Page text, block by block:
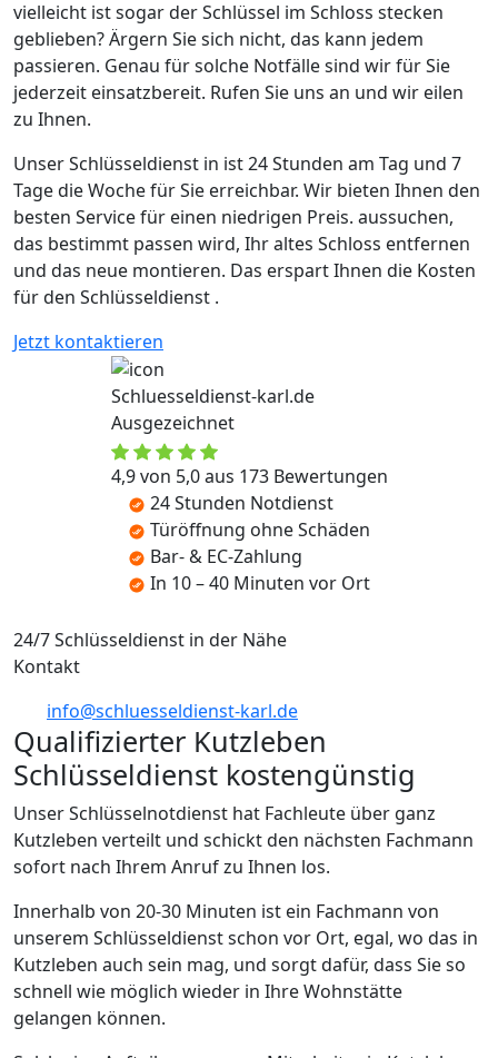
vielleicht ist sogar der Schlüssel im Schloss stecken
geblieben? Ärgern Sie sich nicht, das kann jedem
passieren. Genau für solche Notfälle sind wir für Sie
jederzeit einsatzbereit. Rufen Sie uns an und wir eilen
zu Ihnen.
Unser Schlüsseldienst in ist 24 Stunden am Tag und 7
Tage die Woche für Sie erreichbar. Wir bieten Ihnen den
besten Service für einen niedrigen Preis. aussuchen,
das bestimmt passen wird, Ihr altes Schloss entfernen
und das neue montieren. Das erspart Ihnen die Kosten
für den Schlüsseldienst .
Jetzt kontaktieren
Schluesseldienst-karl.de
Ausgezeichnet
4,9 von 5,0 aus 173 Bewertungen
24 Stunden Notdienst
Türöffnung ohne Schäden
Bar- & EC-Zahlung
In 10 – 40 Minuten vor Ort
24/7 Schlüsseldienst in der Nähe
Kontakt
info@schluesseldienst-karl.de
Qualifizierter Kutzleben
Schlüsseldienst kostengünstig
Unser Schlüsselnotdienst hat Fachleute über ganz
Kutzleben verteilt und schickt den nächsten Fachmann
sofort nach Ihrem Anruf zu Ihnen los.
Innerhalb von 20-30 Minuten ist ein Fachmann von
unserem Schlüsseldienst schon vor Ort, egal, wo das in
Kutzleben auch sein mag, und sorgt dafür, dass Sie so
schnell wie möglich wieder in Ihre Wohnstätte
gelangen können.